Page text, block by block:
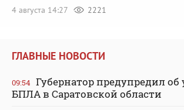
4 августа 14:27
2221
ГЛАВНЫЕ НОВОСТИ
09:54 Губернатор предупредил об
БПЛА в Саратовской области